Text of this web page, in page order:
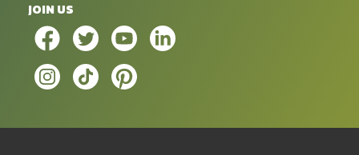
JOIN US